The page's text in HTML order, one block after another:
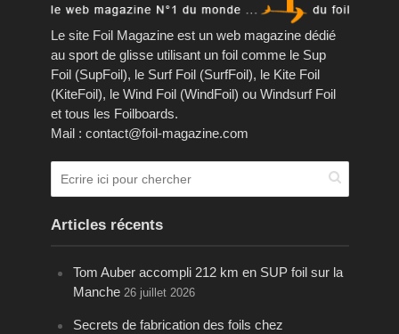
Le site Foil Magazine est un web magazine dédié
au sport de glisse utilisant un foil comme le Sup
Foil (SupFoil), le Surf Foil (SurfFoil), le Kite Foil
(KiteFoil), le Wind Foil (WindFoil) ou Windsurf Foil
et tous les Foilboards.
Mail : contact@foil-magazine.com
Articles récents
Tom Auber accompli 212 km en SUP foil sur la
Manche 26 juillet 2026
Secrets de fabrication des foils chez